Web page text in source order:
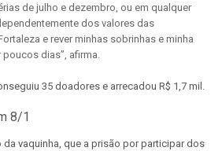
de julho e dezembro, ou em qualquer
dos valores das
e rever minhas sobrinhas e minha
dias”, afirma.
35 doadores e arrecadou R$ 1,7 mil.
8/1
da vaquinha, que a prisão por participar dos